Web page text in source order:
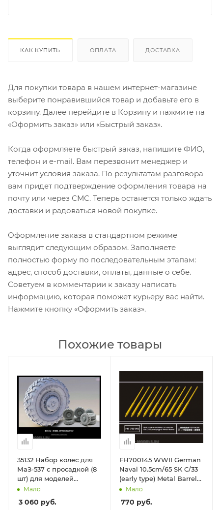
КАК КУПИТЬ ОПЛАТА ДОСТАВКА
Для покупки товара в нашем интернет-магазине
выберите понравившийся товар и добавьте его в
корзину. Далее перейдите в Корзину и нажмите на
«Оформить заказ» или «Быстрый заказ».
Когда оформляете быстрый заказ, напишите ФИО,
телефон и e-mail. Вам перезвонит менеджер и
уточнит условия заказа. По результатам разговора
вам придет подтверждение оформления товара на
почту или через СМС. Теперь останется только ждать
доставки и радоваться новой покупке.
Оформление заказа в стандартном режиме
выглядит следующим образом. Заполняете
полностью форму по последовательным этапам:
адрес, способ доставки, оплаты, данные о себе.
Советуем в комментарии к заказу написать
информацию, которая поможет курьеру вас найти.
Нажмите кнопку «Оформить заказ».
Похожие товары
35132 Набор колес для
МаЗ-537 с просадкой (8
шт) для моделей
Трумпетер MINIARM 1/35
Мало
3 060 руб.
FH700145 WWII German
Naval 10.5cm/65 SK C/33
(early type) Metal Barrel
FlyHawk
Мало
770 руб.